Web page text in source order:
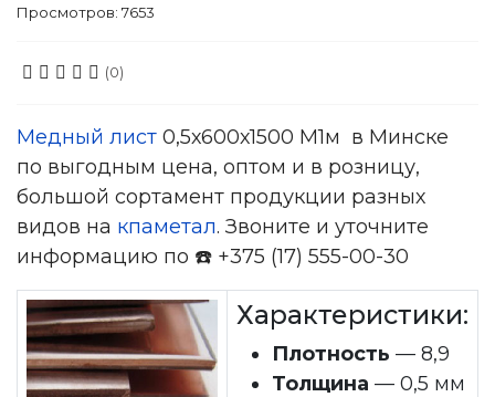
Просмотров: 7653
(0)
Медный лист 0,5х600х1500 М1м в Минске
по выгодным цена, оптом и в розницу,
большой сортамент продукции разных
видов на кпаметал. Звоните и уточните
информацию по ☎️ +375 (17) 555-00-30
Характеристики:
Плотность — 8,9
Толщина — 0,5 мм